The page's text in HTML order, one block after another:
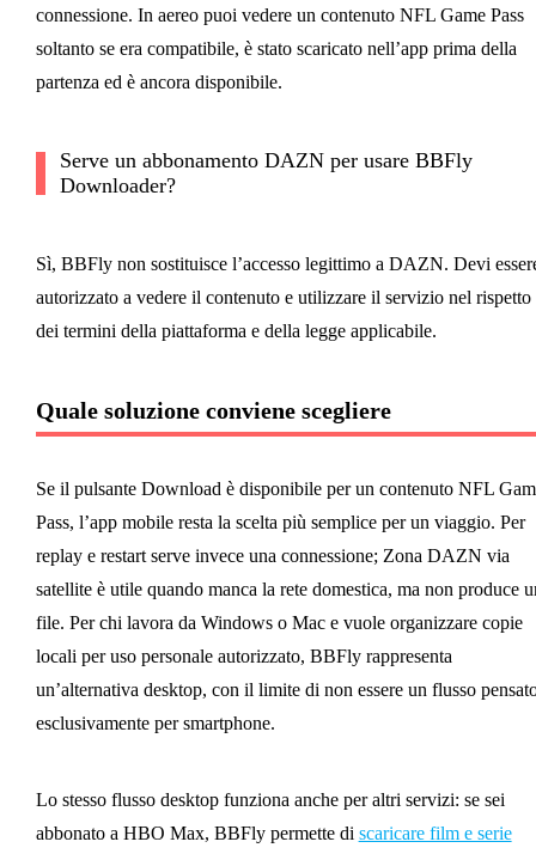
connessione. In aereo puoi vedere un contenuto NFL Game Pass
soltanto se era compatibile, è stato scaricato nell’app prima della
partenza ed è ancora disponibile.
Serve un abbonamento DAZN per usare BBFly
Downloader?
Sì, BBFly non sostituisce l’accesso legittimo a DAZN. Devi
autorizzato a vedere il contenuto e utilizzare il servizio nel rispetto
dei termini della piattaforma e della legge applicabile.
Quale soluzione conviene scegliere
Se il pulsante Download è disponibile per un contenuto NFL
Pass, l’app mobile resta la scelta più semplice per un viaggio. Per
replay e restart serve invece una connessione; Zona DAZN via
satellite è utile quando manca la rete domestica, ma non produce
file. Per chi lavora da Windows o Mac e vuole organizzare copie
locali per uso personale autorizzato, BBFly rappresenta
un’alternativa desktop, con il limite di non essere un flusso
esclusivamente per smartphone.
Lo stesso flusso desktop funziona anche per altri servizi: se sei
abbonato a HBO Max, BBFly permette di scaricare film e serie